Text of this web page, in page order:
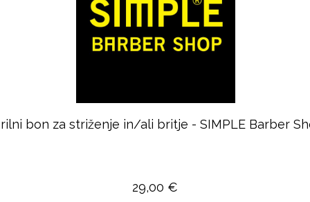
bon za striženje in/ali britje - SIMPLE Barber
29,00 €